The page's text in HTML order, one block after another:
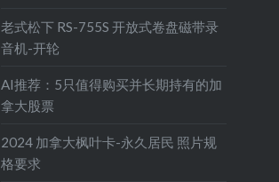
老式松下 RS-755S 开放式卷盘磁带录
音机-开轮
AI推荐：5只值得购买并长期持有的加
拿大股票
2024 加拿大枫叶卡-永久居民 照片规
格要求